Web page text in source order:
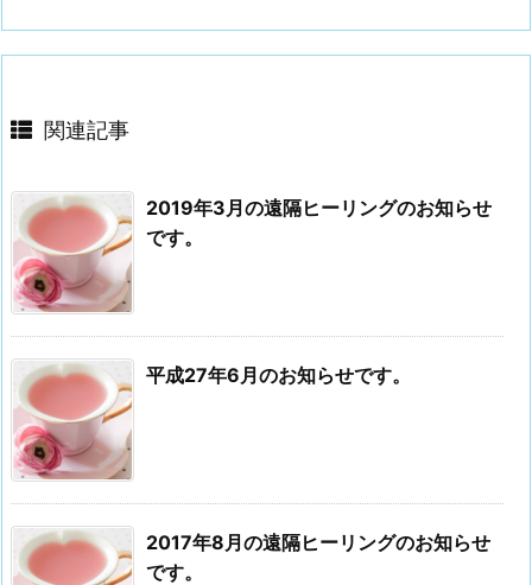
関連記事
2019年3月の遠隔ヒーリングのお知らせ
です。
平成27年6月のお知らせです。
2017年8月の遠隔ヒーリングのお知らせ
です。